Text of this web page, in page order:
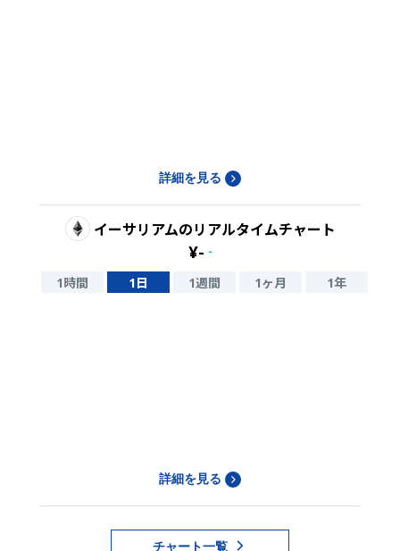
詳細を見る
イーサリアムのリアルタイムチャート
¥- -
1時間 1日 1週間 1ヶ月 1年
詳細を見る
チャート一覧